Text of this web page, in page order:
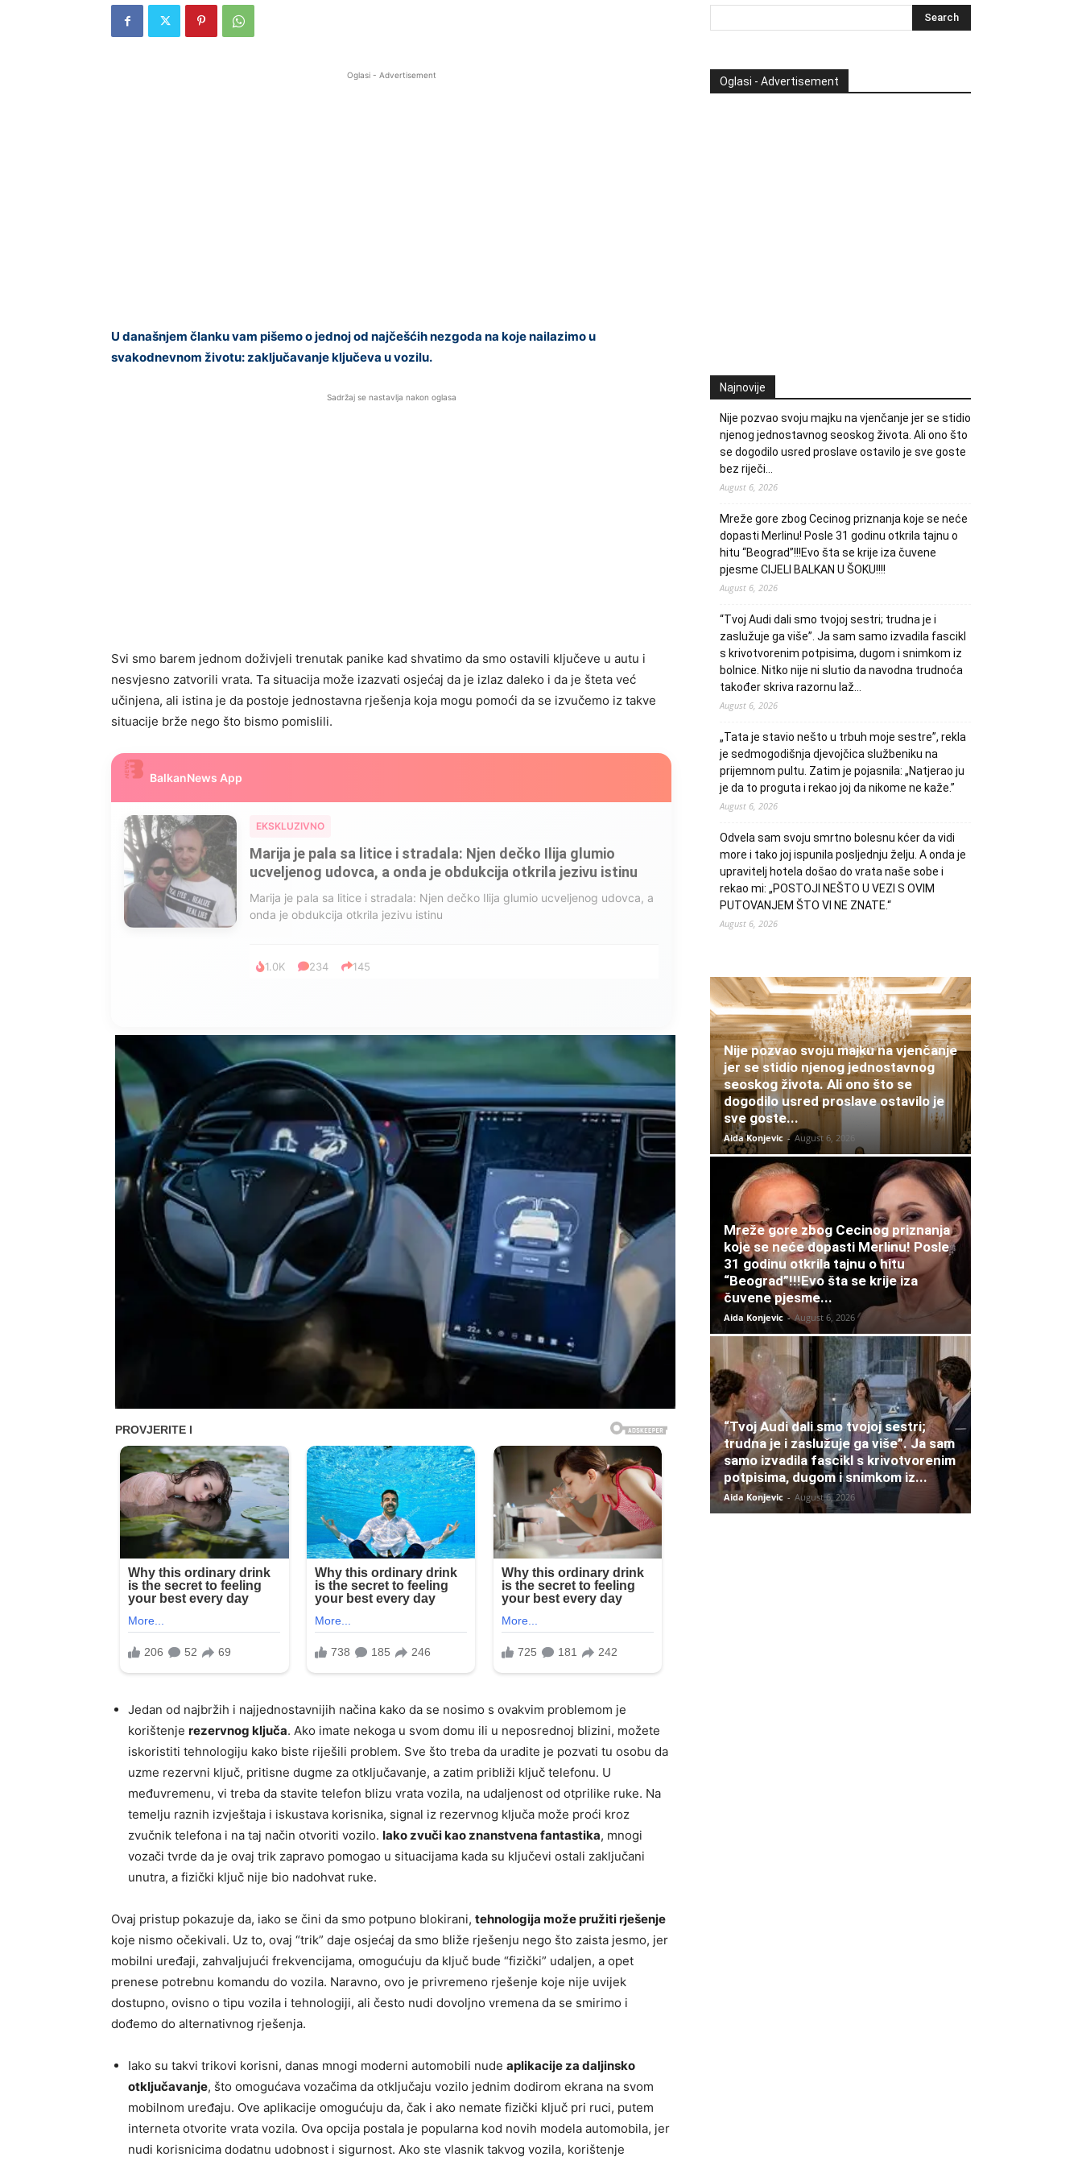
Oglasi - Advertisement
U današnjem članku vam pišemo o jednoj od najčešćih nezgoda na koje nailazimo u
svakodnevnom životu: zaključavanje ključeva u vozilu.
Sadržaj se nastavlja nakon oglasa
Svi smo barem jednom doživjeli trenutak panike kad shvatimo da smo ostavili ključeve u autu i
nesvjesno zatvorili vrata. Ta situacija može izazvati osjećaj da je izlaz daleko i da je šteta već
učinjena, ali istina je da postoje jednostavna rješenja koja mogu pomoći da se izvučemo iz takve
situacije brže nego što bismo pomislili.
BalkanNews App
EKSKLUZIVNO
Marija je pala sa litice i stradala: Njen dečko Ilija glumio
ucveljenog udovca, a onda je obdukcija otkrila jezivu istinu
Marija je pala sa litice i stradala: Njen dečko Ilija glumio ucveljenog udovca, a
onda je obdukcija otkrila jezivu istinu
1.0K 234 145
Jedan od najbržih i najjednostavnijih načina kako da se nosimo s ovakvim problemom je
korištenje rezervnog ključa. Ako imate nekoga u svom domu ili u neposrednoj blizini, možete
iskoristiti tehnologiju kako biste riješili problem. Sve što treba da uradite je pozvati tu osobu da
uzme rezervni ključ, pritisne dugme za otključavanje, a zatim približi ključ telefonu. U
međuvremenu, vi treba da stavite telefon blizu vrata vozila, na udaljenost od otprilike ruke. Na
temelju raznih izvještaja i iskustava korisnika, signal iz rezervnog ključa može proći kroz
zvučnik telefona i na taj način otvoriti vozilo. Iako zvuči kao znanstvena fantastika, mnogi
vozači tvrde da je ovaj trik zapravo pomogao u situacijama kada su ključevi ostali zaključani
unutra, a fizički ključ nije bio nadohvat ruke.
Ovaj pristup pokazuje da, iako se čini da smo potpuno blokirani, tehnologija može pružiti rješenje
koje nismo očekivali. Uz to, ovaj “trik” daje osjećaj da smo bliže rješenju nego što zaista jesmo, jer
mobilni uređaji, zahvaljujući frekvencijama, omogućuju da ključ bude “fizički” udaljen, a opet
prenese potrebnu komandu do vozila. Naravno, ovo je privremeno rješenje koje nije uvijek
dostupno, ovisno o tipu vozila i tehnologiji, ali često nudi dovoljno vremena da se smirimo i
dođemo do alternativnog rješenja.
Iako su takvi trikovi korisni, danas mnogi moderni automobili nude aplikacije za daljinsko
otključavanje, što omogućava vozačima da otključaju vozilo jednim dodirom ekrana na svom
mobilnom uređaju. Ove aplikacije omogućuju da, čak i ako nemate fizički ključ pri ruci, putem
interneta otvorite vrata vozila. Ova opcija postala je popularna kod novih modela automobila, jer
nudi korisnicima dodatnu udobnost i sigurnost. Ako ste vlasnik takvog vozila, korištenje
Oglasi - Advertisement
Najnovije
Nije pozvao svoju majku na vjenčanje jer se stidio
njenog jednostavnog seoskog života. Ali ono što
se dogodilo usred proslave ostavilo je sve goste
bez riječi…
August 6, 2026
Mreže gore zbog Cecinog priznanja koje se neće
dopasti Merlinu! Posle 31 godinu otkrila tajnu o
hitu “Beograd”!!!Evo šta se krije iza čuvene
pjesme CIJELI BALKAN U ŠOKU!!!!
August 6, 2026
“Tvoj Audi dali smo tvojoj sestri; trudna je i
zaslužuje ga više”. Ja sam samo izvadila fascikl
s krivotvorenim potpisima, dugom i snimkom iz
bolnice. Nitko nije ni slutio da navodna trudnoća
također skriva razornu laž…
August 6, 2026
„Tata je stavio nešto u trbuh moje sestre”, rekla
je sedmogodišnja djevojčica službeniku na
prijemnom pultu. Zatim je pojasnila: „Natjerao ju
je da to proguta i rekao joj da nikome ne kaže.”
August 6, 2026
Odvela sam svoju smrtno bolesnu kćer da vidi
more i tako joj ispunila posljednju želju. A onda je
upravitelj hotela došao do vrata naše sobe i
rekao mi: „POSTOJI NEŠTO U VEZI S OVIM
PUTOVANJEM ŠTO VI NE ZNATE.“
August 6, 2026
Nije pozvao svoju majku na vjenčanje
jer se stidio njenog jednostavnog
seoskog života. Ali ono što se
dogodilo usred proslave ostavilo je
sve goste...
Aida Konjevic - August 6, 2026
Mreže gore zbog Cecinog priznanja
koje se neće dopasti Merlinu! Posle
31 godinu otkrila tajnu o hitu
“Beograd”!!!Evo šta se krije iza
čuvene pjesme...
Aida Konjevic - August 6, 2026
“Tvoj Audi dali smo tvojoj sestri;
trudna je i zaslužuje ga više”. Ja sam
samo izvadila fascikl s krivotvorenim
potpisima, dugom i snimkom iz...
Aida Konjevic - August 6, 2026